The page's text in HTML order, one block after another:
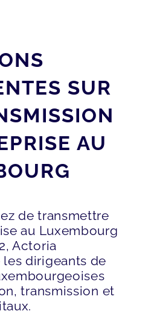
SUR
AU
de transmettre
au Luxembourg
Actoria
dirigeants de
transmission et